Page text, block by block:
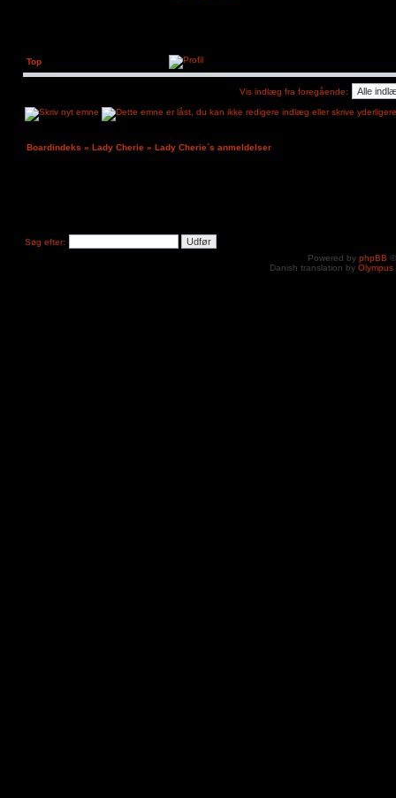
Top
Vis indlæg fra foregående:
Boardindeks » Lady Cherie » Lady Cherie´s anmeldelser
Søg efter:
Powered by phpBB
Danish translation by Olympus